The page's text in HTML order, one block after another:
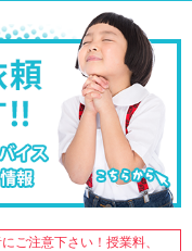
ご注意下さい！授業料、